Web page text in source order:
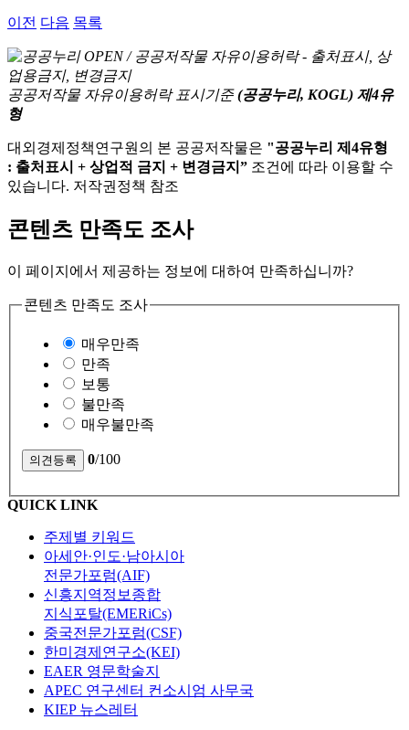
이전 다음 목록
공공저작물 자유이용허락 표시기준 (공공누리, KOGL) 제4유
형
대외경제정책연구원의 본 공공저작물은 "공공누리 제4유형
: 출처표시 + 상업적 금지 + 변경금지” 조건에 따라 이용할 수
있습니다. 저작권정책 참조
콘텐츠 만족도 조사
이 페이지에서 제공하는 정보에 대하여 만족하십니까?
콘텐츠 만족도 조사
매우만족
만족
보통
불만족
매우불만족
0/100
QUICK LINK
주제별 키워드
아세안·인도·남아시아
전문가포럼(AIF)
신흥지역정보종합
지식포탈(EMERiCs)
중국전문가포럼(CSF)
한미경제연구소(KEI)
EAER 영문학술지
APEC 연구센터 컨소시엄 사무국
KIEP 뉴스레터